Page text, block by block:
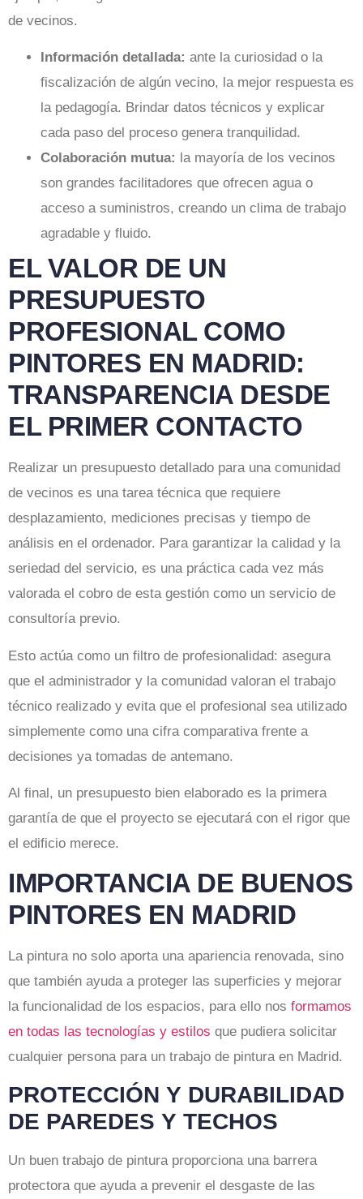
de vecinos.
Información detallada: ante la curiosidad o la
fiscalización de algún vecino, la mejor respuesta es
la pedagogía. Brindar datos técnicos y explicar
cada paso del proceso genera tranquilidad.
Colaboración mutua: la mayoría de los vecinos
son grandes facilitadores que ofrecen agua o
acceso a suministros, creando un clima de trabajo
agradable y fluido.
EL VALOR DE UN
PRESUPUESTO
PROFESIONAL COMO
PINTORES EN MADRID:
TRANSPARENCIA DESDE
EL PRIMER CONTACTO
Realizar un presupuesto detallado para una comunidad
de vecinos es una tarea técnica que requiere
desplazamiento, mediciones precisas y tiempo de
análisis en el ordenador. Para garantizar la calidad y la
seriedad del servicio, es una práctica cada vez más
valorada el cobro de esta gestión como un servicio de
consultoría previo.
Esto actúa como un filtro de profesionalidad: asegura
que el administrador y la comunidad valoran el trabajo
técnico realizado y evita que el profesional sea utilizado
simplemente como una cifra comparativa frente a
decisiones ya tomadas de antemano.
Al final, un presupuesto bien elaborado es la primera
garantía de que el proyecto se ejecutará con el rigor que
el edificio merece.
IMPORTANCIA DE BUENOS
PINTORES EN MADRID
La pintura no solo aporta una apariencia renovada, sino
que también ayuda a proteger las superficies y mejorar
la funcionalidad de los espacios, para ello nos formamos
en todas las tecnologías y estilos que pudiera solicitar
cualquier persona para un trabajo de pintura en Madrid.
PROTECCIÓN Y DURABILIDAD
DE PAREDES Y TECHOS
Un buen trabajo de pintura proporciona una barrera
protectora que ayuda a prevenir el desgaste de las